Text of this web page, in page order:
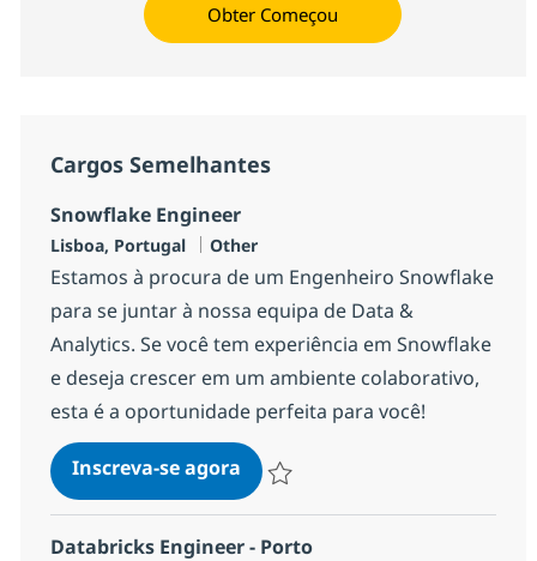
Obter Começou
Cargos Semelhantes
Snowflake Engineer
Localização
Lisboa, Portugal Categoria
Other
Estamos à procura de um Engenheiro Snowflake
para se juntar à nossa equipa de Data &
Analytics. Se você tem experiência em Snowflake
e deseja crescer em um ambiente colaborativo,
esta é a oportunidade perfeita para você!
Inscreva-se agoraSnowflake Engineer
Databricks Engineer - Porto